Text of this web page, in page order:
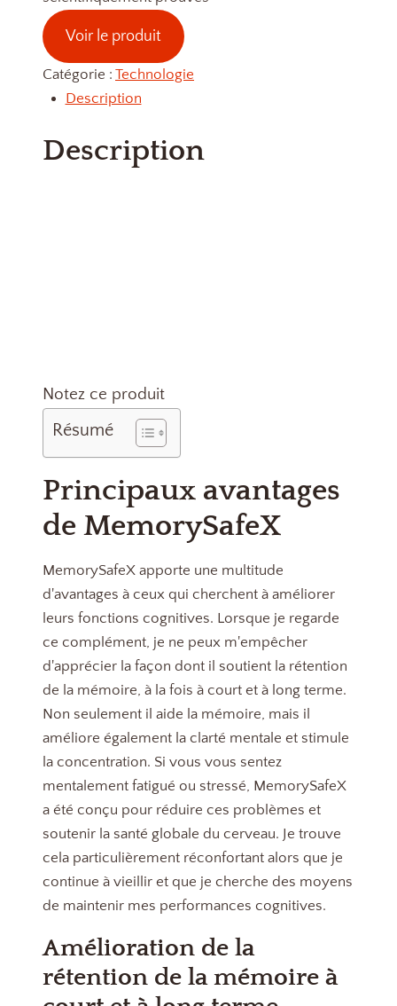
Voir le produit
Catégorie : Technologie
Description
Description
Notez ce produit
Résumé
Principaux avantages
de MemorySafeX
MemorySafeX apporte une multitude
d'avantages à ceux qui cherchent à améliorer
leurs fonctions cognitives. Lorsque je regarde
ce complément, je ne peux m'empêcher
d'apprécier la façon dont il soutient la rétention
de la mémoire, à la fois à court et à long terme.
Non seulement il aide la mémoire, mais il
améliore également la clarté mentale et stimule
la concentration. Si vous vous sentez
mentalement fatigué ou stressé, MemorySafeX
a été conçu pour réduire ces problèmes et
soutenir la santé globale du cerveau. Je trouve
cela particulièrement réconfortant alors que je
continue à vieillir et que je cherche des moyens
de maintenir mes performances cognitives.
Amélioration de la
rétention de la mémoire à